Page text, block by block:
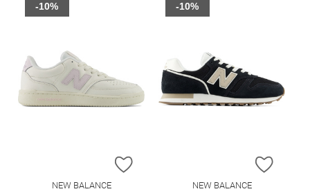
ZUR WUNSCHLISTE HINZUFÜGEN
NEW BALANCE
-10%
ZUR
NEW BALANCE
-10%